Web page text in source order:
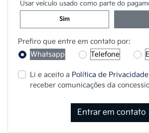
Usar veículo usado como parte do
Sim
Prefiro que entre em contato por:
Whatsapp
Telefone
Li e aceito a Política de Privacidade
receber comunicações da
Entrar em contato